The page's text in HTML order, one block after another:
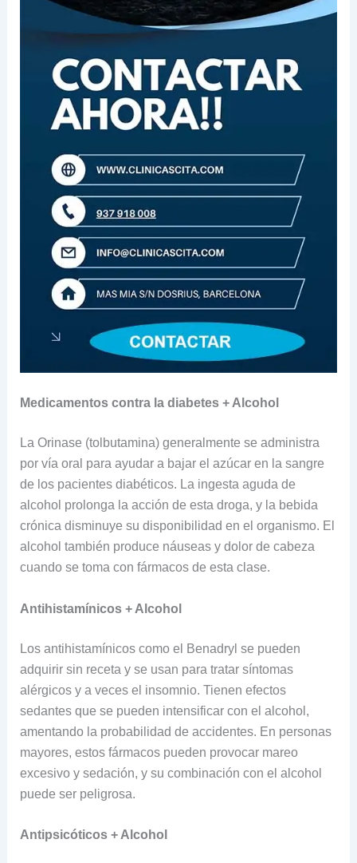
Medicamentos contra la diabetes + Alcohol
La Orinase (tolbutamina) generalmente se administra
por vía oral para ayudar a bajar el azúcar en la sangre
de los pacientes diabéticos. La ingesta aguda de
alcohol prolonga la acción de esta droga, y la bebida
crónica disminuye su disponibilidad en el organismo. El
alcohol también produce náuseas y dolor de cabeza
cuando se toma con fármacos de esta clase.
Antihistamínicos + Alcohol
Los antihistamínicos como el Benadryl se pueden
adquirir sin receta y se usan para tratar síntomas
alérgicos y a veces el insomnio. Tienen efectos
sedantes que se pueden intensificar con el alcohol,
amentando la probabilidad de accidentes. En personas
mayores, estos fármacos pueden provocar mareo
excesivo y sedación, y su combinación con el alcohol
puede ser peligrosa.
Antipsicóticos + Alcohol